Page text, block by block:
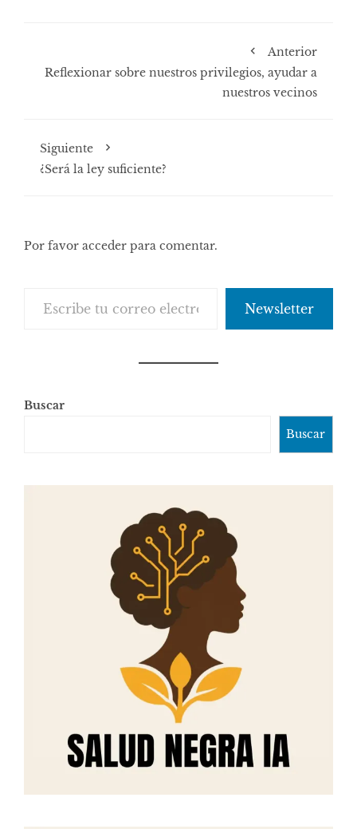
Anterior
Reflexionar sobre nuestros privilegios, ayudar a
nuestros vecinos
Siguiente
¿Será la ley suficiente?
Por favor acceder para comentar.
Newsletter
Buscar
Buscar